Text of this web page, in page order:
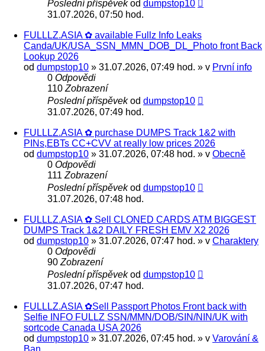
Poslední příspěvekod dumpstop10
31.07.2026, 07:50 hod.
FULLLZ.ASIA ✿ available Fullz Info Leaks
Canda/UK/USA_SSN_MMN_DOB_DL_Photo front Back
Lookup 2026
od dumpstop10 » 31.07.2026, 07:49 hod. » v První info
0 Odpovědi
110 Zobrazení
Poslední příspěvekod dumpstop10
31.07.2026, 07:49 hod.
FULLLZ.ASIA ✿ purchase DUMPS Track 1&2 with
PINs,EBTs CC+CVV at really low prices 2026
od dumpstop10 » 31.07.2026, 07:48 hod. » v Obecně
0 Odpovědi
111 Zobrazení
Poslední příspěvekod dumpstop10
31.07.2026, 07:48 hod.
FULLLZ.ASIA ✿ Sell CLONED CARDS ATM BIGGEST
DUMPS Track 1&2 DAILY FRESH EMV X2 2026
od dumpstop10 » 31.07.2026, 07:47 hod. » v Charaktery
0 Odpovědi
90 Zobrazení
Poslední příspěvekod dumpstop10
31.07.2026, 07:47 hod.
FULLLZ.ASIA ✿Sell Passport Photos Front back with
Selfie INFO FULLZ SSN/MMN/DOB/SIN/NIN/UK with
sortcode Canada USA 2026
od dumpstop10 » 31.07.2026, 07:45 hod. » v Varování &
Ban